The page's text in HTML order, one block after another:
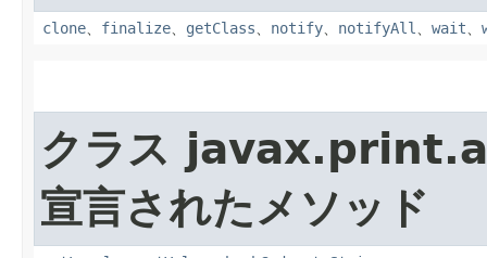
clone、 finalize、 getClass、 notify、 notifyAll、 wait、
クラス
宣言されたメソッド